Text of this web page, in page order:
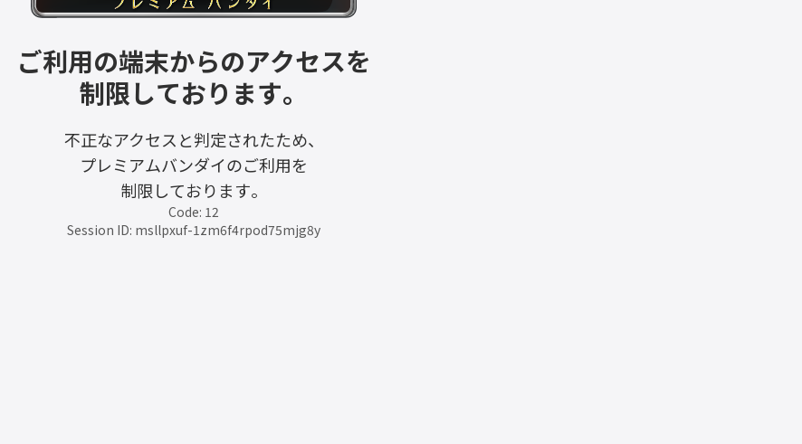
ご利用の端末からのアクセスを
制限しております。
不正なアクセスと判定されたため、
プレミアムバンダイのご利用を
制限しております。
Code: 12
Session ID: msllpxuf-1zm6f4rpod75mjg8y